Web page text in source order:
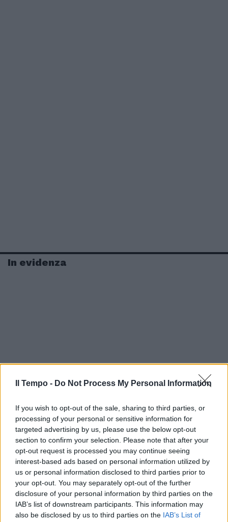
Il Tempo - Do Not Process My Personal Information
If you wish to opt-out of the sale, sharing to third parties, or
processing of your personal or sensitive information for
targeted advertising by us, please use the below opt-out
section to confirm your selection. Please note that after your
opt-out request is processed you may continue seeing
interest-based ads based on personal information utilized by
us or personal information disclosed to third parties prior to
your opt-out. You may separately opt-out of the further
disclosure of your personal information by third parties on the
IAB’s list of downstream participants. This information may
also be disclosed by us to third parties on the IAB’s List of
In evidenza